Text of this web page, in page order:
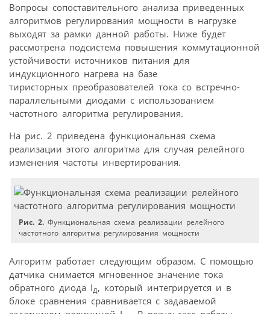
Вопросы сопоставительного анализа приведенных
алгоритмов регулирования мощности в нагрузке
выходят за рамки данной работы. Ниже будет
рассмотрена подсистема повышения коммутационной
устойчивости источников питания для
индукционного нагрева на базе
тиристорных преобразователей тока со встречно-
параллельными диодами с использованием
частотного алгоритма регулирования.
На рис. 2 приведена функциональная схема
реализации этого алгоритма для случая релейного
изменения частоты инвертирования.
Рис. 2. Функциональная схема реализации релейного
частотного алгоритма регулирования мощности
Алгоритм работает следующим образом. С помощью
датчика снимается мгновенное значение тока
обратного диода IД, который интегрируется и в
блоке сравнения сравнивается с задаваемой